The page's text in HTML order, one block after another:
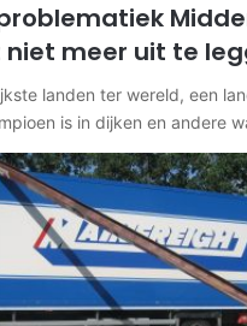
meer uit te
landen ter wereld, een
is in dijken en andere